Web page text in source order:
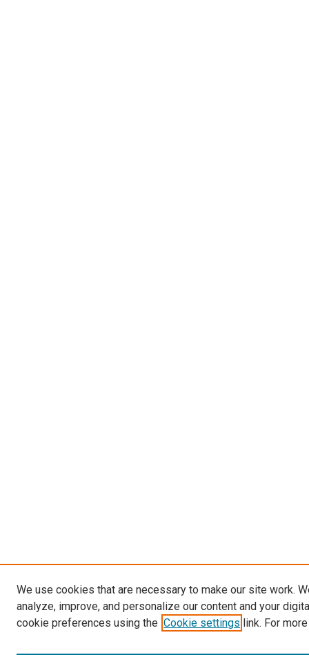
We use cookies that are necessary to make our site work.
analyze, improve, and personalize our content and your
cookie preferences using the Cookie settings link. For